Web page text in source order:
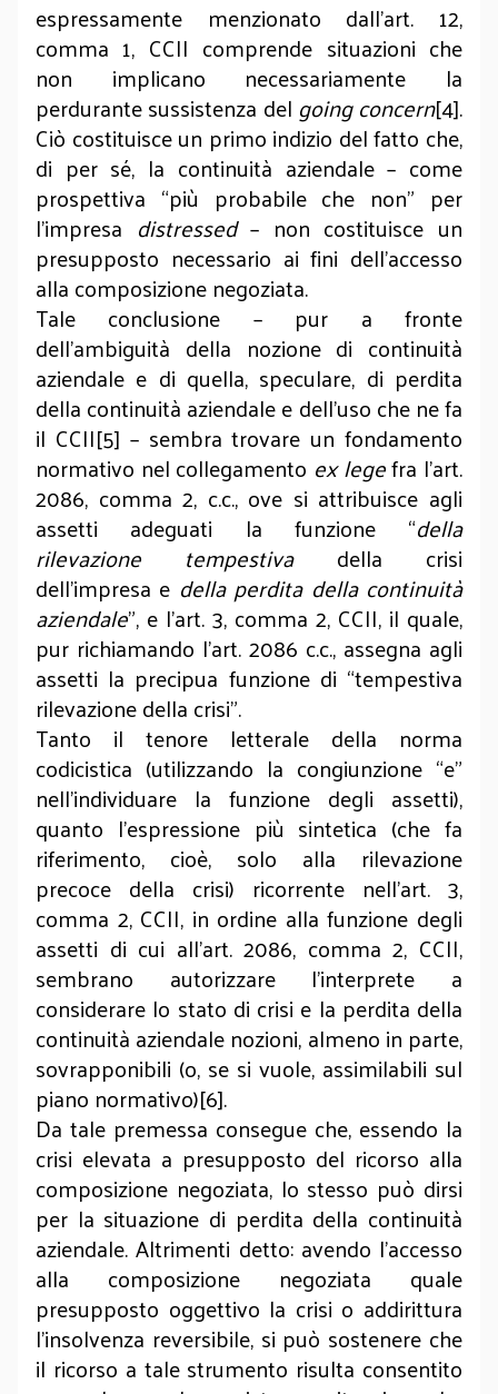
espressamente menzionato dall’art. 12,
comma 1, CCII comprende situazioni che
non implicano necessariamente la
perdurante sussistenza del going concern[4].
Ciò costituisce un primo indizio del fatto che,
di per sé, la continuità aziendale – come
prospettiva “più probabile che non” per
l’impresa distressed– non costituisce un
presupposto necessario ai fini dell’accesso
alla composizione negoziata.
Tale conclusione – pur a fronte
dell’ambiguità della nozione di continuità
aziendale e di quella, speculare, di perdita
della continuità aziendale e dell’uso che ne fa
il CCII[5] – sembra trovare un fondamento
normativo nel collegamento ex legefra l’art.
2086, comma 2, c.c., ove si attribuisce agli
assetti adeguati la funzione “della
rilevazione tempestivadella crisi
dell’impresa e della perdita della continuità
aziendale”, e l’art. 3, comma 2, CCII, il quale,
pur richiamando l’art. 2086 c.c., assegna agli
assetti la precipua funzione di “tempestiva
rilevazione della crisi”.
Tanto il tenore letterale della norma
codicistica (utilizzando la congiunzione “e”
nell’individuare la funzione degli assetti),
quanto l’espressione più sintetica (che fa
riferimento, cioè, solo alla rilevazione
precoce della crisi) ricorrente nell’art. 3,
comma 2, CCII, in ordine alla funzione degli
assetti di cui all’art. 2086, comma 2, CCII,
sembrano autorizzare l’interprete a
considerare lo stato di crisi e la perdita della
continuità aziendale nozioni, almeno in parte,
sovrapponibili (o, se si vuole, assimilabili sul
piano normativo)[6].
Da tale premessa consegue che, essendo la
crisi elevata a presupposto del ricorso alla
composizione negoziata, lo stesso può dirsi
per la situazione di perdita della continuità
aziendale. Altrimenti detto: avendo l’accesso
alla composizione negoziata quale
presupposto oggettivo la crisi o addirittura
l’insolvenza reversibile, si può sostenere che
il ricorso a tale strumento risulta consentito